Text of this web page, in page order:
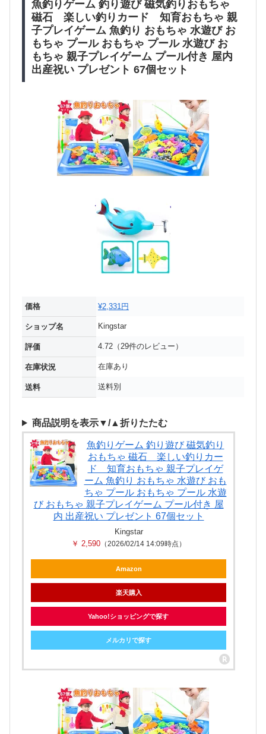
魚釣りゲーム 釣り遊び 磁気釣りおもちゃ
磁石 楽しい釣りカード 知育おもちゃ 親
子プレイゲーム 魚釣り おもちゃ 水遊び お
もちゃ プール おもちゃ プール 水遊び お
もちゃ 親子プレイゲーム プール付き 屋内
出産祝い プレゼント 67個セット
価格 ¥2,331円
ショップ名 Kingstar
評価 4.72（29件のレビュー）
在庫状況 在庫あり
送料 送料別
商品説明を表示▼/▲折りたたむ
魚釣りゲーム 釣り遊び 磁気釣り
おもちゃ 磁石 楽しい釣りカー
ド 知育おもちゃ 親子プレイゲ
ーム 魚釣り おもちゃ 水遊び おも
ちゃ プール おもちゃ プール 水遊
び おもちゃ 親子プレイゲーム プール付き 屋
内 出産祝い プレゼント 67個セット
Kingstar
￥ 2,590 （2026/02/14 14:09時点）
Amazon
楽天購入
Yahoo!ショッピングで探す
メルカリで探す